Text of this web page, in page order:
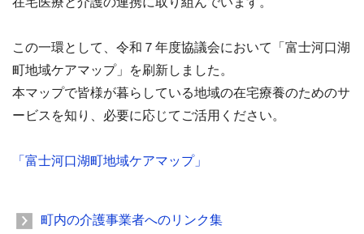
この一環として、令和７年度協議会において「富士河口湖
町地域ケアマップ」を刷新しました。
本マップで皆様が暮らしている地域の在宅療養のためのサ
ービスを知り、必要に応じてご活用ください。
「富士河口湖町地域ケアマップ」
町内の介護事業者へのリンク集